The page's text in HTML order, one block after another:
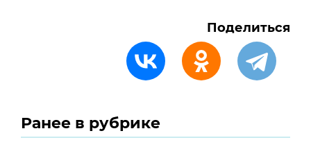
Поделиться
Ранее в рубрике